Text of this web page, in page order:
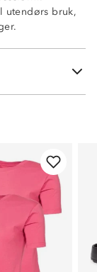
utendørs bruk,